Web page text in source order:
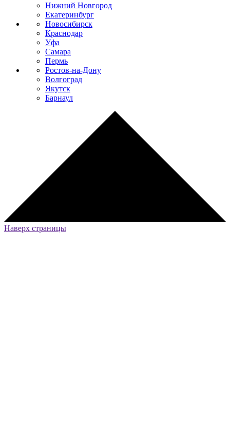
Нижний Новгород
Екатеринбург
Новосибирск
Краснодар
Уфа
Самара
Пермь
Ростов-на-Дону
Волгоград
Якутск
Барнаул
Наверх страницы